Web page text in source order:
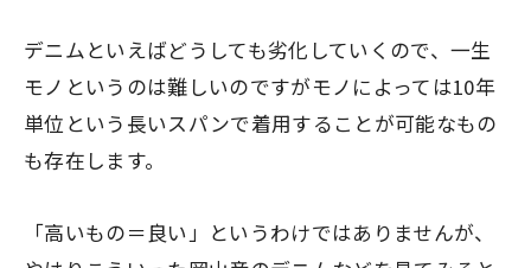
デニムといえばどうしても劣化していくので、一生
モノというのは難しいのですがモノによっては10年
単位という長いスパンで着用することが可能なもの
も存在します。
「高いもの＝良い」というわけではありませんが、